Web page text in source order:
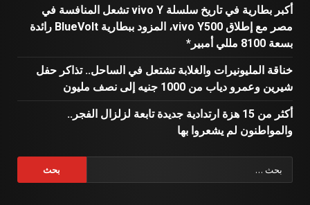
أكبر بطارية في تاريخ سلسلة vivo Y تشعل المنافسة في
مصر مع إطلاق vivo Y500، المزود ببطارية BlueVolt رائدة
بسعة 8100 مللي أمبير*
خناقة المليونيرات والغلابة تشتعل في الساحل.. تذاكر حفل
شيرين وعمرو دياب من 1000 جنيه إلى نصف مليون
أكثر من 15 هزة ارتدادية جديدة تابعة لزلزال الفجر..
والمواطنون لم يشعروا بها
عن: